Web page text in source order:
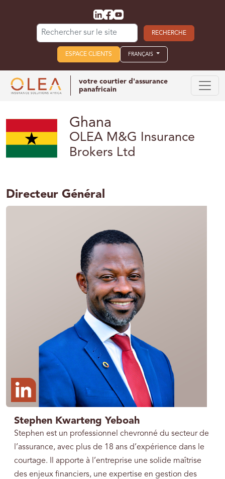
Search for:
ESPACE CLIENTS FRANÇAIS
votre courtier d'assurance
panafricain
Ghana
OLEA M&G Insurance
Brokers Ltd
Directeur Général
Stephen Kwarteng Yeboah
Stephen est un professionnel chevronné du secteur de
l’assurance, avec plus de 18 ans d’expérience dans le
courtage. Il apporte à l’entreprise une solide maîtrise
des enjeux financiers, une expertise en gestion des